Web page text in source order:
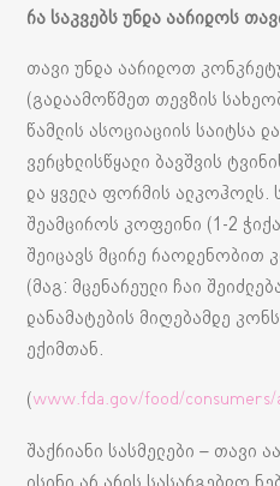
რა საკვებს უნდა აარიდოს
თავი უნდა აარიდოთ
(გადაამოწმეთ თევზის
წამლის ასოციაციის საიტსა
ვერცხლისწყალი ბავშვის
და ყველა ფორმის ალკოჰოლს.
შეამციროს კოფეინი (1-2
შეიცავს მცირე რაოდენობით
(მაგ: მცენარეული ჩაი
დანამატების მიღებამდე
ექიმთან.
(www.fda.gov/food/
შაქრიანი სასმელები – თავი
ისინი არ არის სასარგებლო